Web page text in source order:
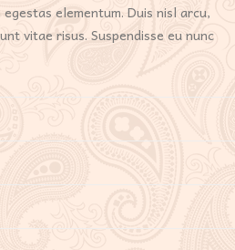
egestas elementum. Duis nisl arcu,
vitae risus. Suspendisse eu nunc